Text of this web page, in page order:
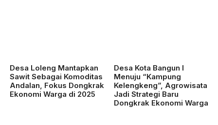
Desa Loleng Mantapkan
Sawit Sebagai Komoditas
Andalan, Fokus Dongkrak
Ekonomi Warga di 2025
Desa Kota Bangun I
Menuju “Kampung
Kelengkeng”, Agrowisata
Jadi Strategi Baru
Dongkrak Ekonomi Warga